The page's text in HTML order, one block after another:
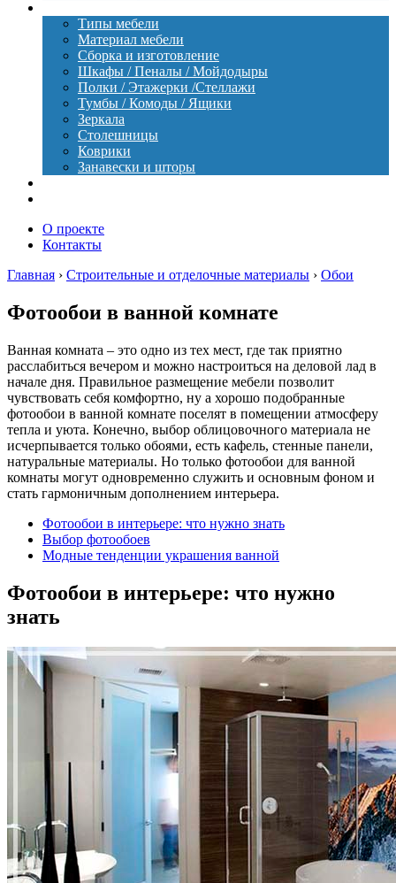
Типы мебели
Материал мебели
Сборка и изготовление
Шкафы / Пеналы / Мойдодыры
Полки / Этажерки /Стеллажи
Тумбы / Комоды / Ящики
Зеркала
Столешницы
Коврики
Занавески и шторы
О проекте
Контакты
Главная › Строительные и отделочные материалы › Обои
Фотообои в ванной комнате
Ванная комната – это одно из тех мест, где так приятно
расслабиться вечером и можно настроиться на деловой лад в
начале дня. Правильное размещение мебели позволит
чувствовать себя комфортно, ну а хорошо подобранные
фотообои в ванной комнате поселят в помещении атмосферу
тепла и уюта. Конечно, выбор облицовочного материала не
исчерпывается только обоями, есть кафель, стенные панели,
натуральные материалы. Но только фотообои для ванной
комнаты могут одновременно служить и основным фоном и
стать гармоничным дополнением интерьера.
Фотообои в интерьере: что нужно знать
Выбор фотообоев
Модные тенденции украшения ванной
Фотообои в интерьере: что нужно
знать